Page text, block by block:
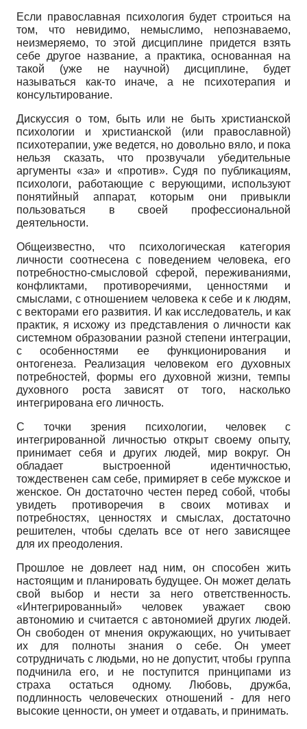
Если православная психология будет строиться на
том, что невидимо, немыслимо, непознаваемо,
неизмеряемо, то этой дисциплине придется взять
себе другое название, а практика, основанная на
такой (уже не научной) дисциплине, будет
называться как-то иначе, а не психотерапия и
консультирование.
Дискуссия о том, быть или не быть христианской
психологии и христианской (или православной)
психотерапии, уже ведется, но довольно вяло, и пока
нельзя сказать, что прозвучали убедительные
аргументы «за» и «против». Судя по публикациям,
психологи, работающие с верующими, используют
понятийный аппарат, которым они привыкли
пользоваться в своей профессиональной
деятельности.
Общеизвестно, что психологическая категория
личности соотнесена с поведением человека, его
потребностно-смысловой сферой, переживаниями,
конфликтами, противоречиями, ценностями и
смыслами, с отношением человека к себе и к людям,
с векторами его развития. И как исследователь, и как
практик, я исхожу из представления о личности как
системном образовании разной степени интеграции,
с особенностями ее функционирования и
онтогенеза. Реализация человеком его духовных
потребностей, формы его духовной жизни, темпы
духовного роста зависят от того, насколько
интегрирована его личность.
С точки зрения психологии, человек с
интегрированной личностью открыт своему опыту,
принимает себя и других людей, мир вокруг. Он
обладает выстроенной идентичностью,
тождественен сам себе, примиряет в себе мужское и
женское. Он достаточно честен перед собой, чтобы
увидеть противоречия в своих мотивах и
потребностях, ценностях и смыслах, достаточно
решителен, чтобы сделать все от него зависящее
для их преодоления.
Прошлое не довлеет над ним, он способен жить
настоящим и планировать будущее. Он может делать
свой выбор и нести за него ответственность.
«Интегрированный» человек уважает свою
автономию и считается с автономией других людей.
Он свободен от мнения окружающих, но учитывает
их для полноты знания о себе. Он умеет
сотрудничать с людьми, но не допустит, чтобы группа
подчинила его, и не поступится принципами из
страха остаться одному. Любовь, дружба,
подлинность человеческих отношений - для него
высокие ценности, он умеет и отдавать, и принимать.